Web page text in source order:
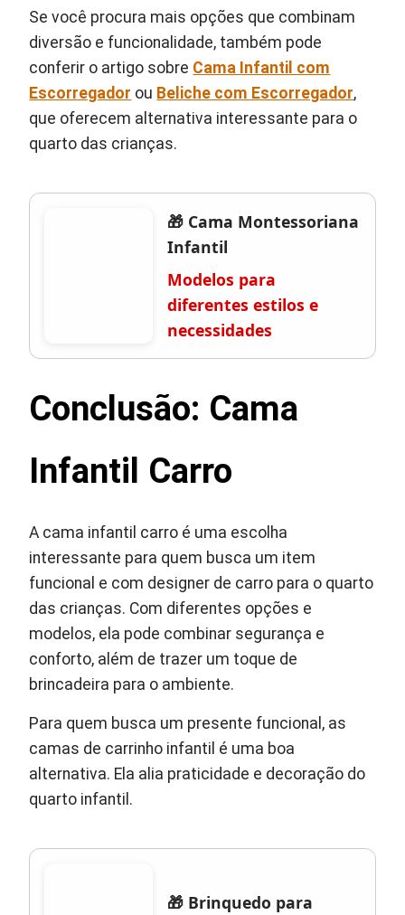
Se você procura mais opções que combinam
diversão e funcionalidade, também pode
conferir o artigo sobre Cama Infantil com
Escorregador ou Beliche com Escorregador,
que oferecem alternativa interessante para o
quarto das crianças.
🎁 Cama Montessoriana
Infantil
Modelos para
diferentes estilos e
necessidades
Conclusão: Cama
Infantil Carro
A cama infantil carro é uma escolha
interessante para quem busca um item
funcional e com designer de carro para o quarto
das crianças. Com diferentes opções e
modelos, ela pode combinar segurança e
conforto, além de trazer um toque de
brincadeira para o ambiente.
Para quem busca um presente funcional, as
camas de carrinho infantil é uma boa
alternativa. Ela alia praticidade e decoração do
quarto infantil.
🎁 Brinquedo para